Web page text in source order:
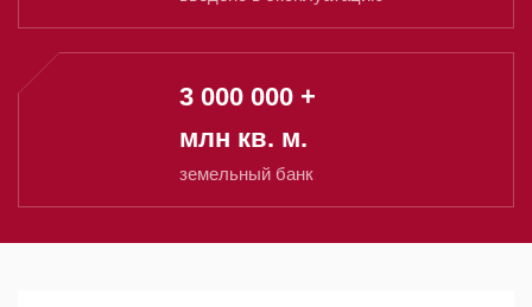
3 000 000 +
млн кв. м.
земельный банк